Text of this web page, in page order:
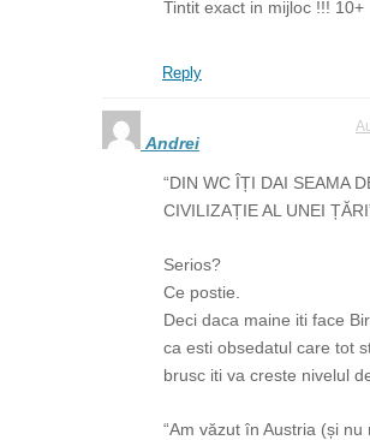
Tintit exact in mijloc !!! 10+
Reply
Andrei
“DIN WC ÎȚI DAI SEAMA
CIVILIZAȚIE AL UNEI
Serios?
Ce postie.
Deci daca maine iti face
ca esti obsedatul care tot
brusc iti va creste nivelul
“Am văzut în Austria (și